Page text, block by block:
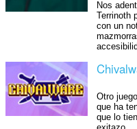
Nos
con un
Otro
que ha
que lo